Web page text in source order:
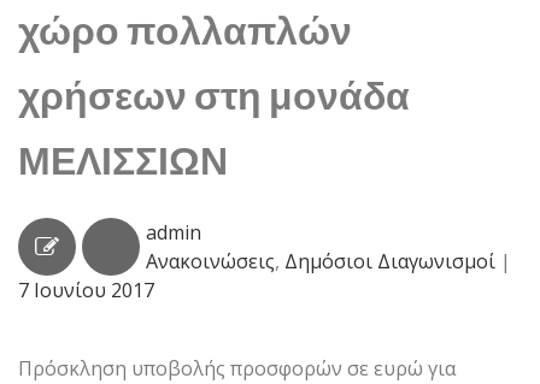
χώρο πολλαπλών
χρήσεων στη μονάδα
ΜΕΛΙΣΣΙΩΝ
admin
Ανακοινώσεις, Δημόσιοι Διαγωνισμοί |
7 Ιουνίου 2017
Πρόσκληση υποβολής προσφορών σε ευρώ για